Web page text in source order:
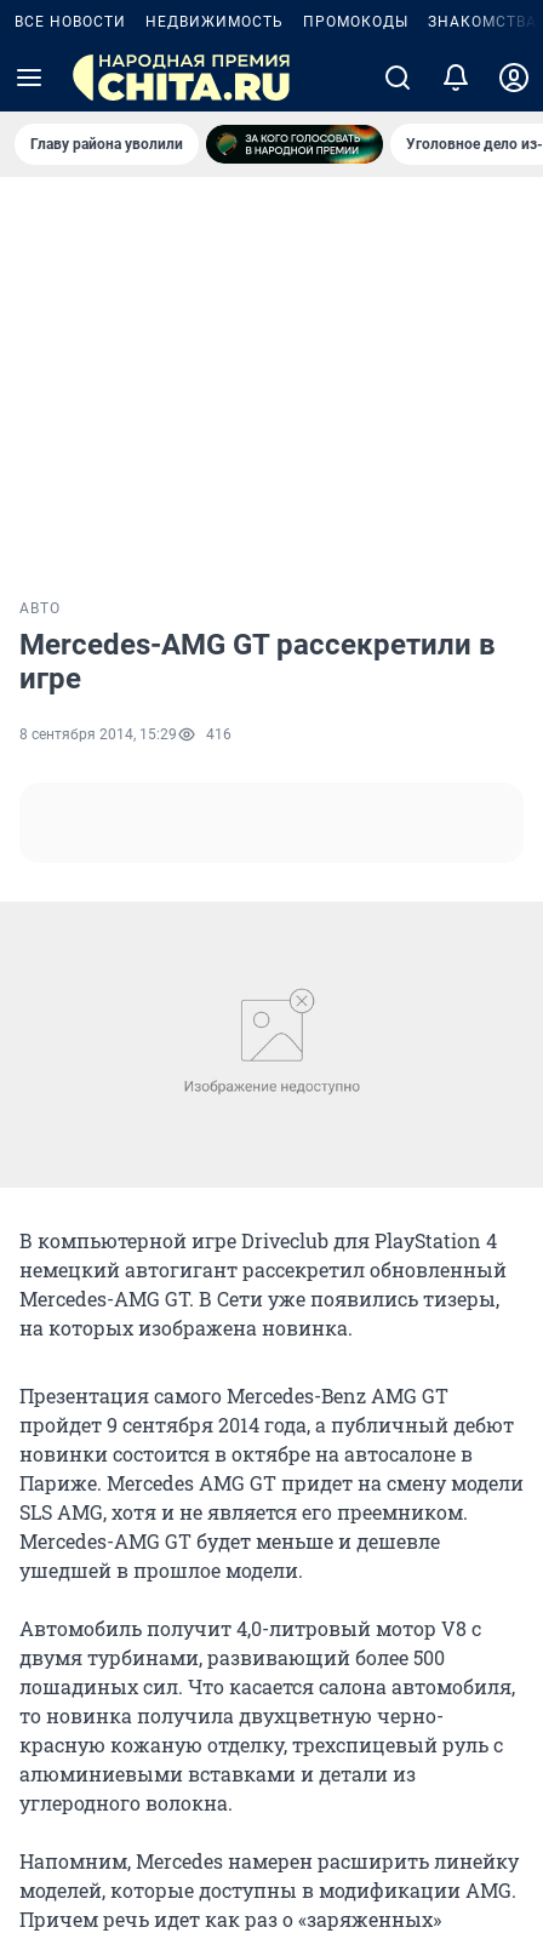
ВСЕ НОВОСТИ НЕДВИЖИМОСТЬ ПРОМОКОДЫ ЗНАКОМСТВА
Главу района уволили Уголовное дело
АВТО
Mercedes-AMG GT рассекретили в
игре
8 сентября 2014, 15:29 416
В компьютерной игре Driveclub для PlayStation 4
немецкий автогигант рассекретил обновленный
Mercedes-AMG GT. В Сети уже появились тизеры,
на которых изображена новинка.
Презентация самого Mercedes-Benz AMG GT
пройдет 9 сентября 2014 года, а публичный дебют
новинки состоится в октябре на автосалоне в
Париже. Mercedes AMG GT придет на смену модели
SLS AMG, хотя и не является его преемником.
Mercedes-AMG GT будет меньше и дешевле
ушедшей в прошлое модели.
Автомобиль получит 4,0-литровый мотор V8 с
двумя турбинами, развивающий более 500
лошадиных сил. Что касается салона автомобиля,
то новинка получила двухцветную черно-
красную кожаную отделку, трехспицевый руль с
алюминиевыми вставками и детали из
углеродного волокна.
Напомним, Mercedes намерен расширить линейку
моделей, которые доступны в модификации AMG.
Причем речь идет как раз о «заряженных»